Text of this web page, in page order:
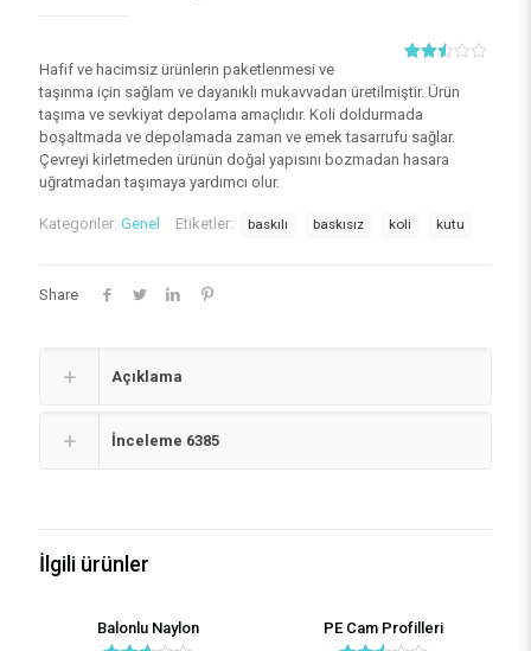
puanına
dayanarak
5
üzerinden
2.49
puan
Hafif ve hacimsiz ürünlerin paketlenmesi ve
taşınma için sağlam ve dayanıklı mukavvadan üretilmiştir. Ürün
taşıma ve sevkiyat depolama amaçlıdır. Koli doldurmada
boşaltmada ve depolamada zaman ve emek tasarrufu sağlar.
Çevreyi kirletmeden ürünün doğal yapısını bozmadan hasara
uğratmadan taşımaya yardımcı olur.
Kategoriler: Genel Etiketler: baskılı baskısız koli kutu
Share
Açıklama
İnceleme 6385
İlgili ürünler
Balonlu Naylon PE Cam Profilleri